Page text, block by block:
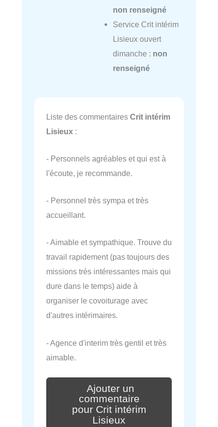
non renseigné
Service Crit intérim
Lisieux ouvert
dimanche : non
renseigné
Liste des commentaires Crit intérim
Lisieux :
- Personnels agréables et qui est à
l'écoute, je recommande.
- Personnel très sympa et très
accueillant.
- Aimable et sympathique. Trouve du
travail rapidement (pas toujours des
missions très intéressantes mais qui
dure dans le temps) aide à
organiser le covoiturage avec
d'autres intérimaires.
- Agence d'interim très gentil et très
aimable.
Ajouter un
commentaire
pour Crit intérim
Lisieux